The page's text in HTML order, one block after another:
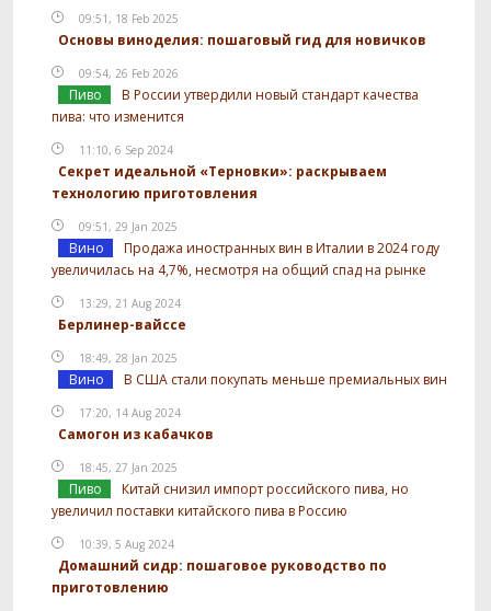
09:51, 18 Feb 2025
Основы виноделия: пошаговый гид для новичков
09:54, 26 Feb 2026
Пиво
В России утвердили новый стандарт качества
пива: что изменится
11:10, 6 Sep 2024
Секрет идеальной «Терновки»: раскрываем
технологию приготовления
09:51, 29 Jan 2025
Вино
Продажа иностранных вин в Италии в 2024 году
увеличилась на 4,7%, несмотря на общий спад на рынке
13:29, 21 Aug 2024
Берлинер-вайссе
18:49, 28 Jan 2025
Вино В США стали покупать меньше премиальных вин
17:20, 14 Aug 2024
Самогон из кабачков
18:45, 27 Jan 2025
Пиво
Китай снизил импорт российского пива, но
увеличил поставки китайского пива в Россию
10:39, 5 Aug 2024
Домашний сидр: пошаговое руководство по
приготовлению